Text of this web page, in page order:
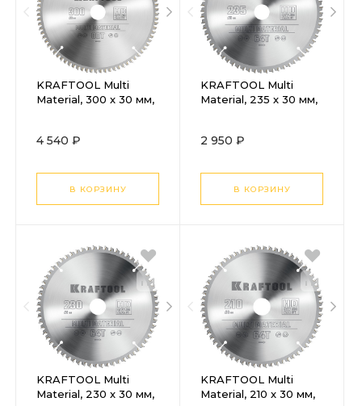
KRAFTOOL Multi
Material, 300 х 30 мм,
300-30)
4 540 ₽
В КОРЗИНУ
KRAFTOOL Multi
Material, 235 х 30 мм,
235-30)
2 950 ₽
В КОРЗИНУ
KRAFTOOL Multi
Material, 230 х 30 мм,
KRAFTOOL Multi
Material, 210 х 30 мм,